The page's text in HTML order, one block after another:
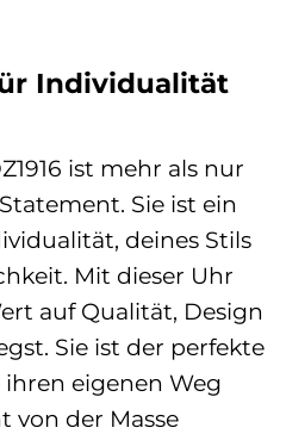
Individualität
ist mehr als nur
Sie ist ein
deines Stils
Mit dieser Uhr
auf Qualität, Design
Sie ist der perfekte
eigenen Weg
von der Masse